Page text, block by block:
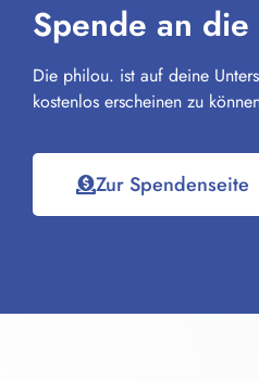
Spende an
Die philou. ist auf deine
kostenlos erscheinen zu
Zur Spendenseite